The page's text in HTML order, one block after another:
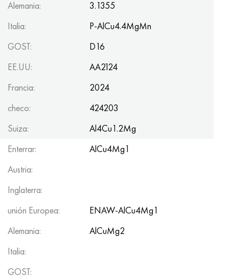
Alemania:
3.1355
Italia:
P-AlCu4.4MgMn
GOST:
D16
EE.UU:
AA2124
Francia:
2024
checo:
424203
Suiza:
Al4Cu1.2Mg
Enterrar:
AlCu4Mg1
Austria:
Inglaterra:
unión Europea:
ENAW-AlCu4Mg1
Alemania:
AlCuMg2
Italia:
GOST: